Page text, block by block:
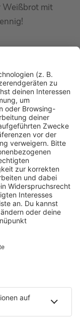
Weißbrot mit